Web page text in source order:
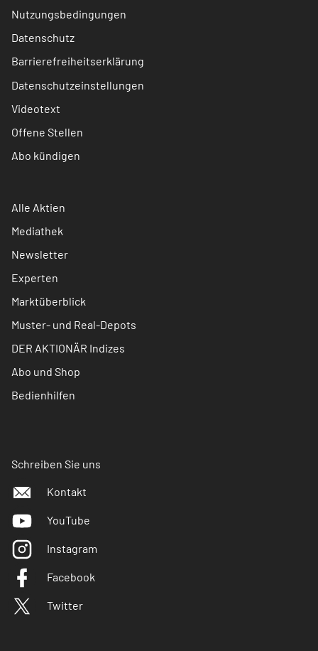
Nutzungsbedingungen
Datenschutz
Barrierefreiheitserklärung
Datenschutzeinstellungen
Videotext
Offene Stellen
Abo kündigen
Alle Aktien
Mediathek
Newsletter
Experten
Marktüberblick
Muster- und Real-Depots
DER AKTIONÄR Indizes
Abo und Shop
Bedienhilfen
Schreiben Sie uns
Kontakt
YouTube
Instagram
Facebook
Twitter